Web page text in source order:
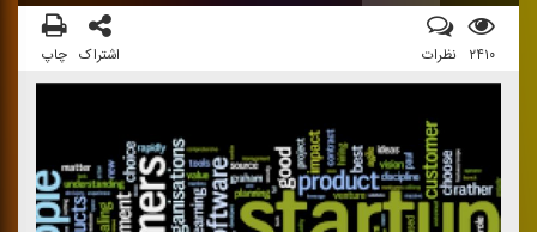
۲۴۱۰ نظرات اشتراک چاپ